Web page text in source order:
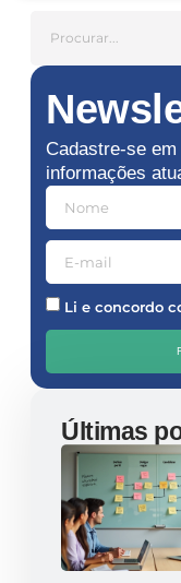
Cadastre-se
informações
Li e concordo
Últimas